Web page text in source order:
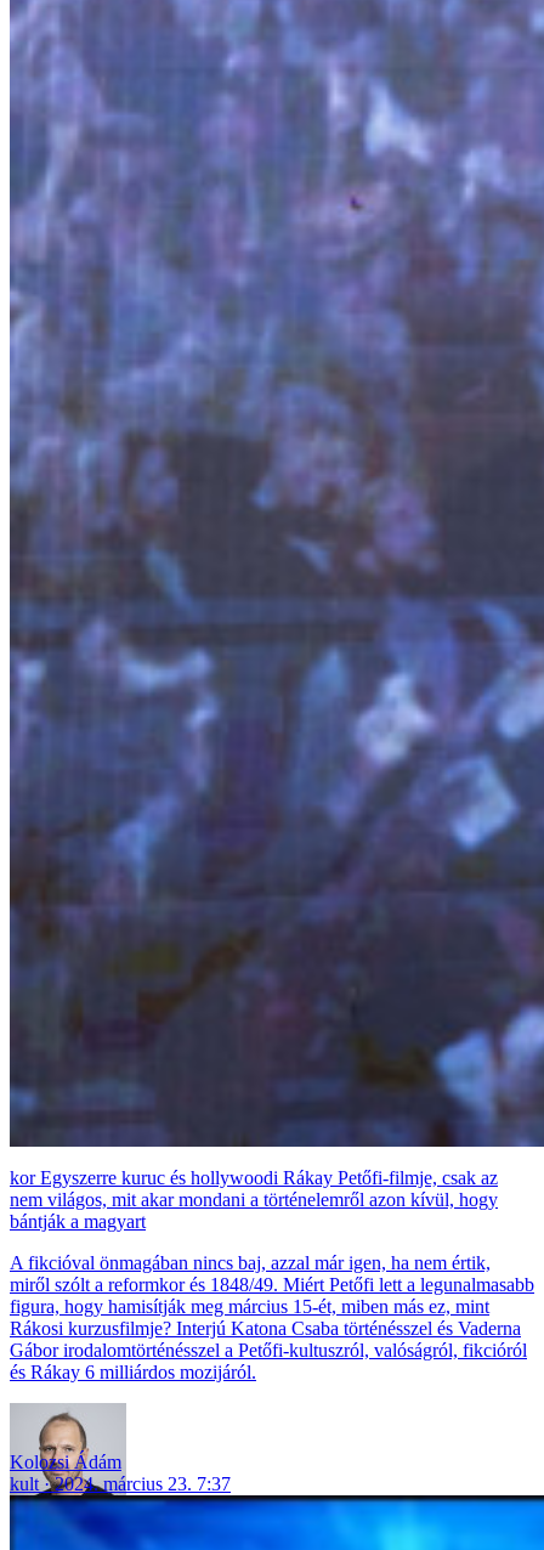
Egyszerre kuruc és hollywoodi Rákay Petőfi-filmje, csak az
nem világos, mit akar mondani a történelemről azon kívül, hogy
bántják a magyart
A fikcióval önmagában nincs baj, azzal már igen, ha nem értik,
miről szólt a reformkor és 1848/49. Miért Petőfi lett a legunalmasabb
figura, hogy hamisítják meg március 15-ét, miben más ez, mint
Rákosi kurzusfilmje? Interjú Katona Csaba történésszel és Vaderna
Gábor irodalomtörténésszel a Petőfi-kultuszról, valóságról, fikcióról
és Rákay 6 milliárdos mozijáról.
Kolozsi Ádám
kult
2024. március 23. 7:37